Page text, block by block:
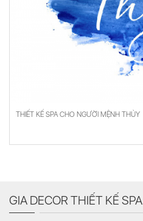
THIẾT KẾ SPA CHO NGƯỜI MỆNH THỦY
GIA DECOR THIẾT KẾ SPA